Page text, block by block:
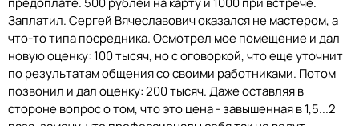
Заплатил. Сергей Вячеславович оказался не мастером, а
что-то типа посредника. Осмотрел мое помещение и дал
новую оценку: 100 тысяч, но с оговоркой, что еще уточнит
по результатам общения со своими работниками. Потом
позвонил и дал оценку: 200 тысяч. Даже оставляя в
стороне вопрос о том, что это цена - завышенная в 1,5...2